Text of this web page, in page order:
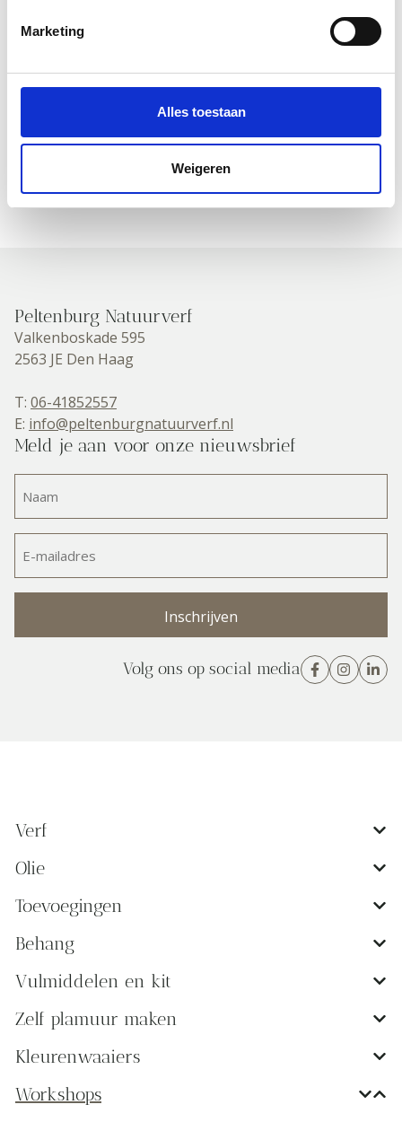
Marketing
Alles toestaan
Weigeren
Peltenburg Natuurverf
Valkenboskade 595
2563 JE Den Haag
T: 06-41852557
E: info@peltenburgnatuurverf.nl
Meld je aan voor onze nieuwsbrief
(Vereist)
mailadres
Volg ons op social media
Verf
Olie
Toevoegingen
Behang
Vulmiddelen en kit
Zelf plamuur maken
Kleurenwaaiers
Workshops